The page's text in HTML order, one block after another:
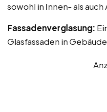
sowohl in Innen- als auch
Fassadenverglasung:
Glasfassaden in